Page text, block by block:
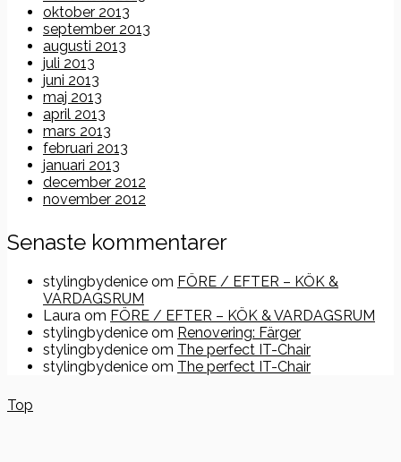
oktober 2013
september 2013
augusti 2013
juli 2013
juni 2013
maj 2013
april 2013
mars 2013
februari 2013
januari 2013
december 2012
november 2012
Senaste kommentarer
stylingbydenice om FÖRE / EFTER – KÖK &
VARDAGSRUM
Laura om FÖRE / EFTER – KÖK & VARDAGSRUM
stylingbydenice om Renovering: Färger
stylingbydenice om The perfect IT-Chair
stylingbydenice om The perfect IT-Chair
Top